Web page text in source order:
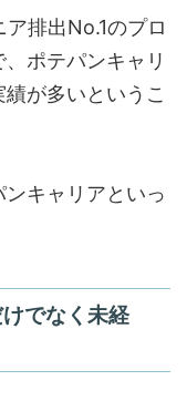
排出No.1のプロ
ポテパンキャリ
が多いというこ
キャリアといっ
でなく未経